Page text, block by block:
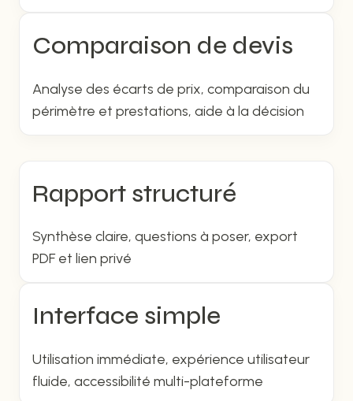
Comparaison de devis
Analyse des écarts de prix, comparaison du
périmètre et prestations, aide à la décision
Rapport structuré
Synthèse claire, questions à poser, export
PDF et lien privé
Interface simple
Utilisation immédiate, expérience utilisateur
fluide, accessibilité multi-plateforme